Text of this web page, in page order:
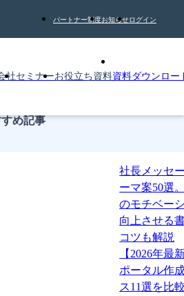
パートナー制度お知らせログイン
社セミナーお役立ち資料資料ダウンロー
め記事
社長メッセ
ーマ案50選
のモチベー
向上させる
コツも解説
【2026年最
ポータル作
ス11選を比